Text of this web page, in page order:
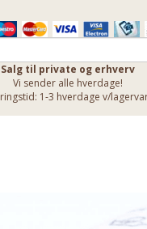
Salg til private og erhverv
Vi sender alle hverdage!
1-3 hverdage v/